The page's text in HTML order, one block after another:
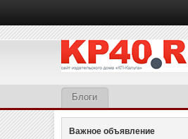
Блоги
Важное объявление